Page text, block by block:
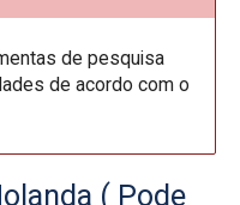
de pesquisa
de acordo com o
( Pode